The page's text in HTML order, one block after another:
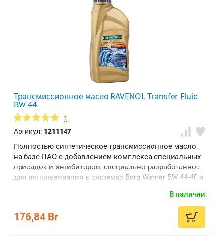
Трансмиссионное масло RAVENOL Transfer Fluid
BW 44
1
Артикул: 1211147
Полностью синтетическое трансмиссионное масло
на базе ПАО с добавлением комплекса специальных
присадок и ингибиторов, специально разработанное
для использования в системах Borg Warner BW 44-40 и
когда требуется спецификация согласно MB 236.13 и
В наличии
176,84 Br